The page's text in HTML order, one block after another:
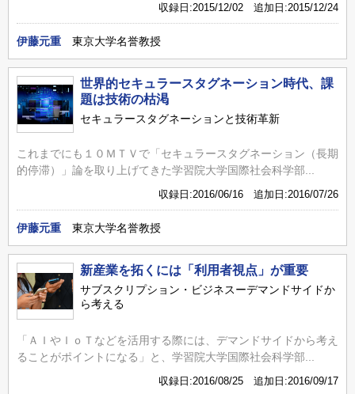
収録日:2015/12/02 追加日:2015/12/24
伊藤元重 東京大学名誉教授
世界的セキュラースタグネーション時代、課
題は技術の枯渇
セキュラースタグネーションと技術革新
これまでにも１０ＭＴＶで「セキュラースタグネーション（長期
的停滞）」論を取り上げてきた学習院大学国際社会科学部...
収録日:2016/06/16 追加日:2016/07/26
伊藤元重 東京大学名誉教授
新産業を拓くには「利用者視点」が重要
サブスクリプション・ビジネスーデマンドサイドか
ら考える
「ＡＩやＩｏＴなどを活用する際には、デマンドサイドから考え
ることがポイントになる」と、学習院大学国際社会科学部...
収録日:2016/08/25 追加日:2016/09/17